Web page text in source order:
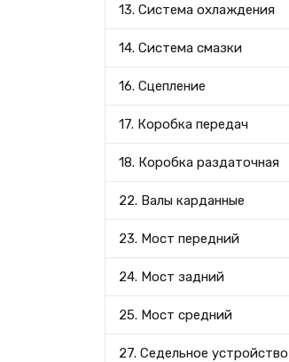
13. Система охлаждения
14. Система смазки
16. Сцепление
17. Коробка передач
18. Коробка раздаточная
22. Валы карданные
23. Мост передний
24. Мост задний
25. Мост средний
27. Седельное устройство